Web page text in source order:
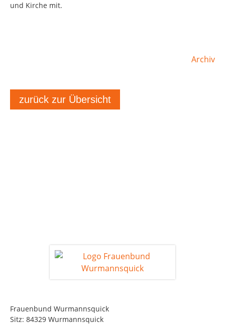
Frauenbund Wurmannsquick
Sitz: 84329 Wurmannsquick
und Kirche mit.
Archiv
zurück zur Übersicht